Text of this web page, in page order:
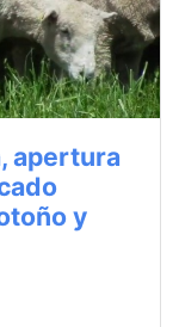
apertura
y